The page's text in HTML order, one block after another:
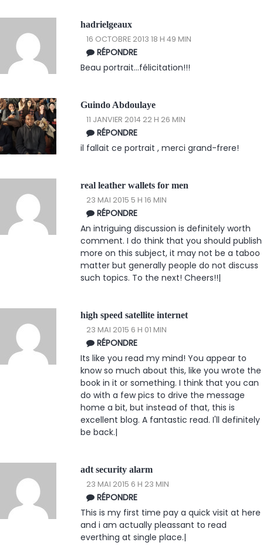
hadrielgeaux
16 OCTOBRE 2013 18 H 49 MIN
RÉPONDRE
Beau portrait...félicitation!!!
Guindo Abdoulaye
11 JANVIER 2014 22 H 26 MIN
RÉPONDRE
il fallait ce portrait , merci grand-frere!
real leather wallets for men
23 MAI 2015 5 H 16 MIN
RÉPONDRE
An intriguing discussion is definitely worth
comment. I do think that you should publish
more on this subject, it may not be a taboo
matter but generally people do not discuss
such topics. To the next! Cheers!!|
high speed satellite internet
23 MAI 2015 6 H 01 MIN
RÉPONDRE
Its like you read my mind! You appear to
know so much about this, like you wrote the
book in it or something. I think that you can
do with a few pics to drive the message
home a bit, but instead of that, this is
excellent blog. A fantastic read. I'll definitely
be back.|
adt security alarm
23 MAI 2015 6 H 23 MIN
RÉPONDRE
This is my first time pay a quick visit at here
and i am actually pleassant to read
everthing at single place.|